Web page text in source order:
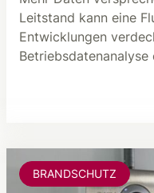
Leitstand kann eine
Entwicklungen
Betriebsdatenanalyse
BRANDSCHUTZ